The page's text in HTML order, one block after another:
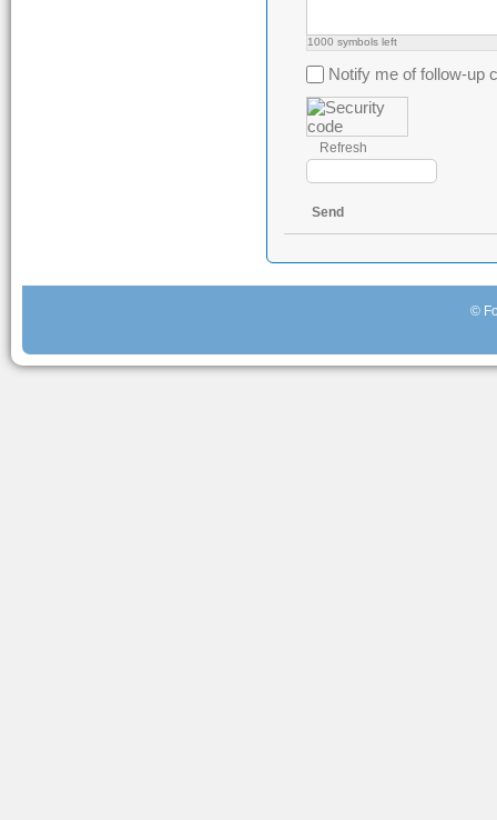
1000 symbols left
Notify me of follow-up
Refresh
Send
©